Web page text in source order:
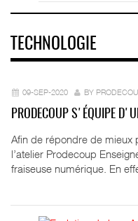
TECHNOLOGIE
09-SEP-2020 BY
PRODECOUP S'ÉQUIPE
Afin de répondre de mieux
l’atelier Prodecoup
fraiseuse numérique. En